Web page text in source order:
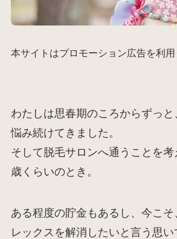
本サイトはプロモーション広告を利用
わたしは思春期のころからずっと
悩み続けてきました。
そして脱毛サロンへ通うことを
歳くらいのとき。
ある程度の貯金もあるし、今こ
レックスを解消したいと言う思い